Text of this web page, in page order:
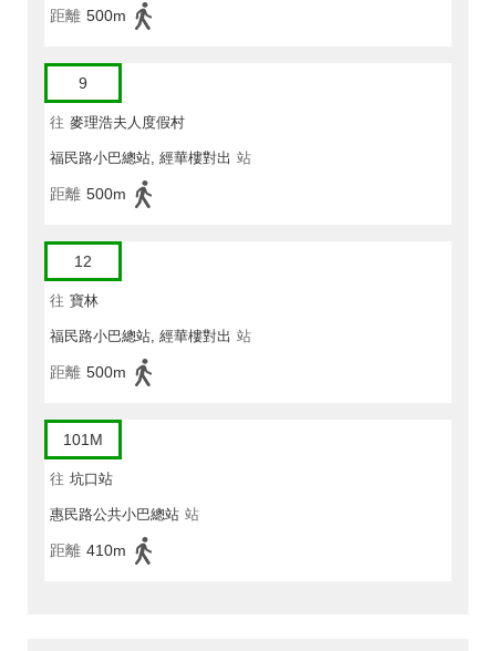
距離 500m
9
往 麥理浩夫人度假村
福民路小巴總站, 經華樓對出 站
距離 500m
12
往 寶林
福民路小巴總站, 經華樓對出 站
距離 500m
101M
往 坑口站
惠民路公共小巴總站 站
距離 410m